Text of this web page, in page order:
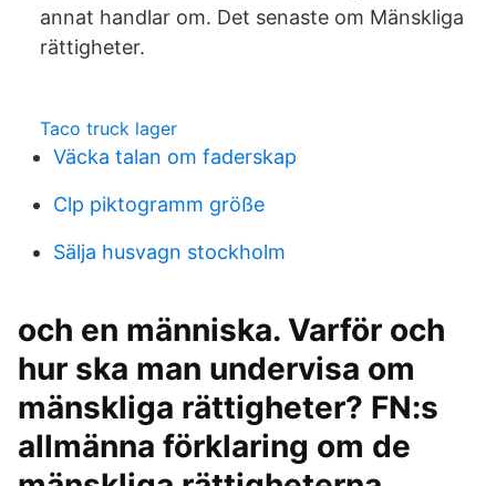
annat handlar om. Det senaste om Mänskliga
rättigheter.
Taco truck lager
Väcka talan om faderskap
Clp piktogramm größe
Sälja husvagn stockholm
och en människa. Varför och
hur ska man undervisa om
mänskliga rättigheter? FN:s
allmänna förklaring om de